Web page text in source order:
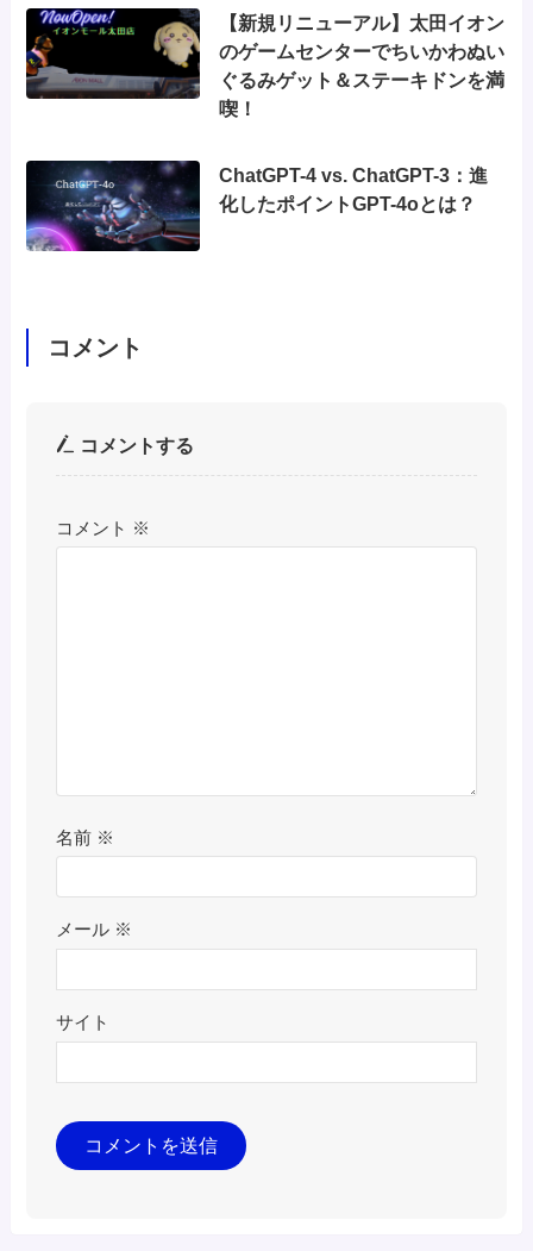
【新規リニューアル】太田イオン
のゲームセンターでちいかわぬい
ぐるみゲット＆ステーキドンを満
喫！
ChatGPT-4 vs. ChatGPT-3：進
化したポイントGPT-4oとは？
コメント
コメントする
コメント ※
名前 ※
メール ※
サイト